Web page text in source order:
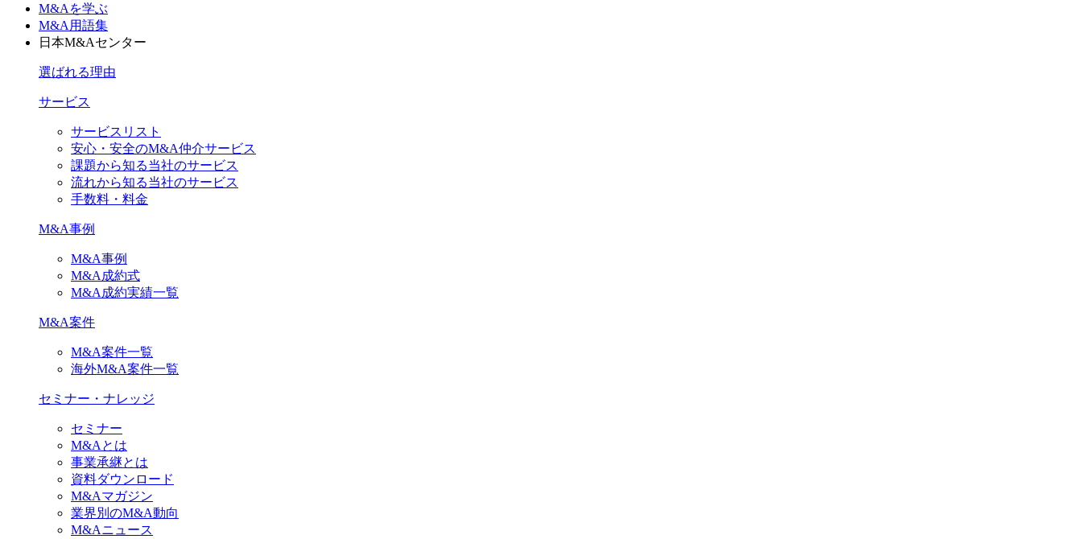
M&Aを学ぶ
M&A用語集
日本M&Aセンター
選ばれる理由
サービス
サービスリスト
安心・安全のM&A仲介サービス
課題から知る当社のサービス
流れから知る当社のサービス
手数料・料金
M&A事例
M&A事例
M&A成約式
M&A成約実績一覧
M&A案件
M&A案件一覧
海外M&A案件一覧
セミナー・ナレッジ
セミナー
M&Aとは
事業承継とは
資料ダウンロード
M&Aマガジン
業界別のM&A動向
M&Aニュース